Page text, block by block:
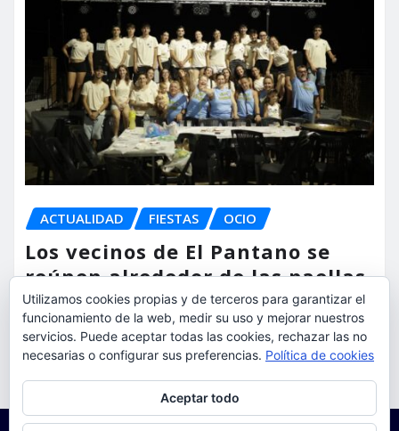
ACTUALIDAD FIESTAS OCIO
Los vecinos de El Pantano se
reúnen alrededor de las paellas
para celebrar sus fiestas
torrent al dia Ago 9, 2026
Utilizamos cookies propias y de terceros para garantizar el
funcionamiento de la web, medir su uso y mejorar nuestros
servicios. Puede aceptar todas las cookies, rechazar las no
necesarias o configurar sus preferencias. Política de cookies
Aceptar todo